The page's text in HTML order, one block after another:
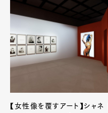
【女性像を覆すアート】シャネ